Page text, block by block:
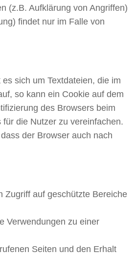
(z.B. Aufklärung von Angriffen)
findet nur im Falle von
sich um Textdateien, die im
so kann ein Cookie auf dem
des Browsers beim
die Nutzer zu vereinfachen.
der Browser auch nach
Zugriff auf geschützte Bereiche
Verwendungen zu einer
Seiten und den Erhalt